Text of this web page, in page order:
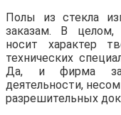
Полы из стекла
заказам. В целом,
носит характер
технических
Да, и фирма
деятельности,
разрешительных